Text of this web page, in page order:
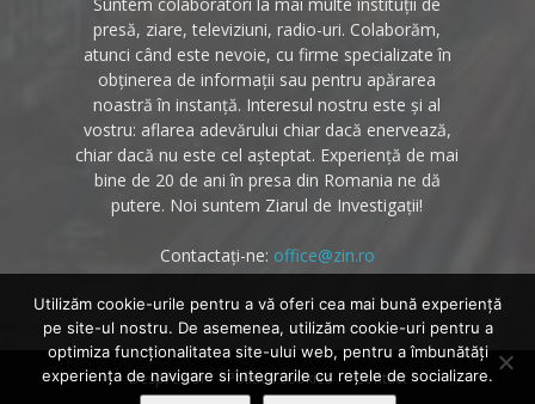
Suntem colaboratori la mai multe instituții de
presă, ziare, televiziuni, radio-uri. Colaborăm,
atunci când este nevoie, cu firme specializate în
obținerea de informații sau pentru apărarea
noastră în instanță. Interesul nostru este și al
vostru: aflarea adevărului chiar dacă enervează,
chiar dacă nu este cel așteptat. Experiență de mai
bine de 20 de ani în presa din Romania ne dă
putere. Noi suntem Ziarul de Investigații!
Contactați-ne: office@zin.ro
Despre noi Politica cookies Contact
Utilizăm cookie-urile pentru a vă oferi cea mai bună experiență
pe site-ul nostru. De asemenea, utilizăm cookie-uri pentru a
optimiza funcţionalitatea site-ului web, pentru a îmbunătăţi
experienţa de navigare si integrarile cu reţele de socializare.